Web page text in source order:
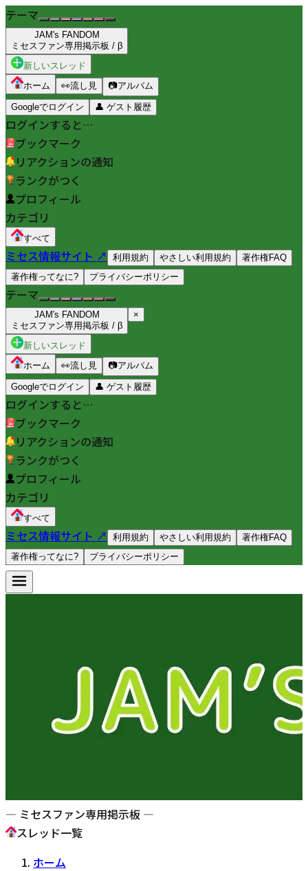
テーマ
JAM's FANDOM
ミセスファン専用掲示板 / β
新しいスレッド
ホーム
👀流し見 📷アルバム
Googleでログイン 👤 ゲスト履歴
ログインすると…
ブックマーク
リアクションの通知
ランクがつく
プロフィール
カテゴリ
すべて
ミセス情報サイト ↗ 利用規約 やさしい利用規約
著作権FAQ
著作権ってなに?
プライバシーポリシー
テーマ
JAM's FANDOM
ミセスファン専用掲示板 / β
×
新しいスレッド
ホーム
👀流し見 📷アルバム
Googleでログイン 👤 ゲスト履歴
ログインすると…
ブックマーク
リアクションの通知
ランクがつく
プロフィール
カテゴリ
すべて
ミセス情報サイト ↗ 利用規約 やさしい利用規約
著作権FAQ
著作権ってなに?
プライバシーポリシー
— ミセスファン専用掲示板 —
スレッド一覧
ホーム